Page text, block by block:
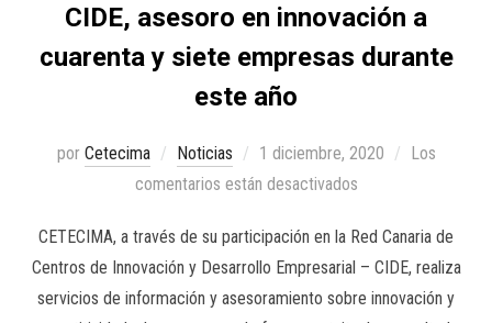
CIDE, asesoro en innovación a
cuarenta y siete empresas durante
este año
por Cetecima Noticias 1 diciembre, 2020
Los
comentarios están desactivados
CETECIMA, a través de su participación en la Red Canaria de
Centros de Innovación y Desarrollo Empresarial – CIDE, realiza
servicios de información y asesoramiento sobre innovación y